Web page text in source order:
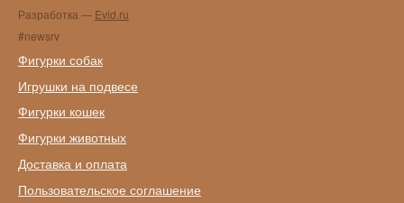
Разработка — Evid.ru
#newsrv
Фигурки собак
Игрушки на подвесе
Фигурки кошек
Фигурки животных
Доставка и оплата
Пользовательское соглашение